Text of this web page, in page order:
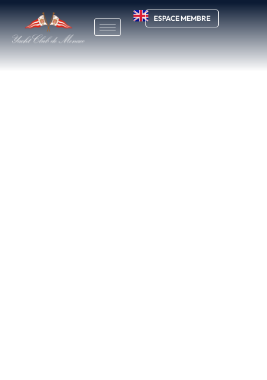
ESPACE MEMBRE